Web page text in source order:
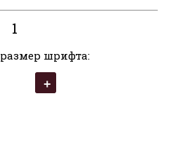
1
шрифта: